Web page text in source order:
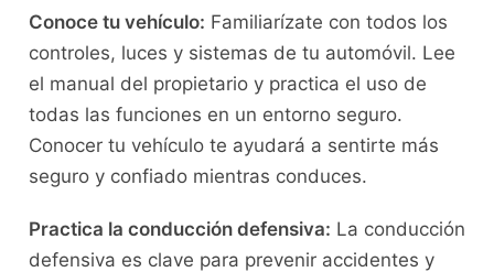
Conoce tu vehículo: Familiarízate con todos ‍los
controles,⁢ luces y sistemas de tu automóvil. Lee
el manual del ⁤propietario y practica el uso de
todas las funciones en un entorno seguro.
Conocer tu vehículo te ayudará‌ a sentirte más
seguro y confiado mientras conduces.
Practica la conducción defensiva: La conducción
defensiva es ⁣clave para prevenir accidentes y